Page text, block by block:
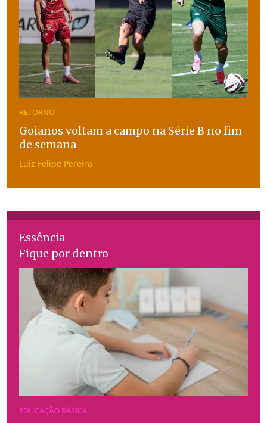
RETORNO
Goianos voltam a campo na Série B no fim
de semana
Luiz Felipe Pereira
Essência
Fique por dentro
EDUCAÇÃO BÁSICA